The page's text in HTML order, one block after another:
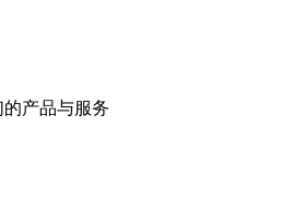
产品与服务